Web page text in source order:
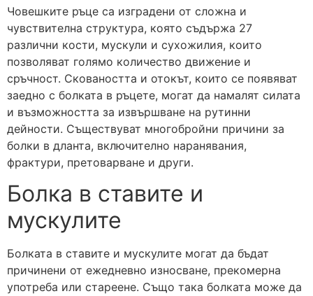
Човешките ръце са изградени от сложна и
чувствителна структура, която съдържа 27
различни кости, мускули и сухожилия, които
позволяват голямо количество движение и
сръчност. Сковаността и отокът, които се появяват
заедно с болката в ръцете, могат да намалят силата
и възможността за извършване на рутинни
дейности. Съществуват многобройни причини за
болки в дланта, включително наранявания,
фрактури, претоварване и други.
Болка в ставите и
мускулите
Болката в ставите и мускулите могат да бъдат
причинени от ежедневно износване, прекомерна
употреба или стареене. Също така болката може да